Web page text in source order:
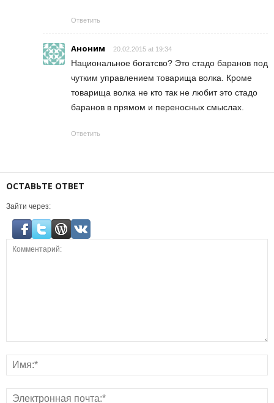
Ответить
Аноним 20.02.2015 at 19:34
Национальное богатсво? Это стадо баранов под
чутким управлением товарища волка. Кроме
товарища волка не кто так не любит это стадо
баранов в прямом и переносных смыслах.
Ответить
ОСТАВЬТЕ ОТВЕТ
Зайти через: